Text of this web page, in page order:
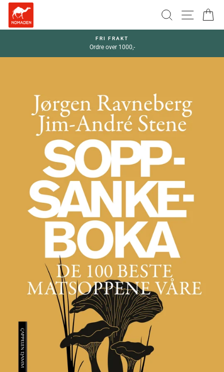
Hopp
innhold
SØK
FRI FRAKT
Ordre over 1000,-